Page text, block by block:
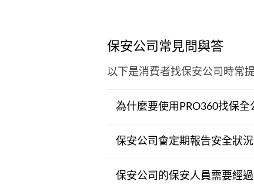
保安公司常見問與答
以下是消費者找保安公司時常
為什麼要使用PRO360找保全
保安公司會定期報告安全狀況
保安公司的保安人員需要經